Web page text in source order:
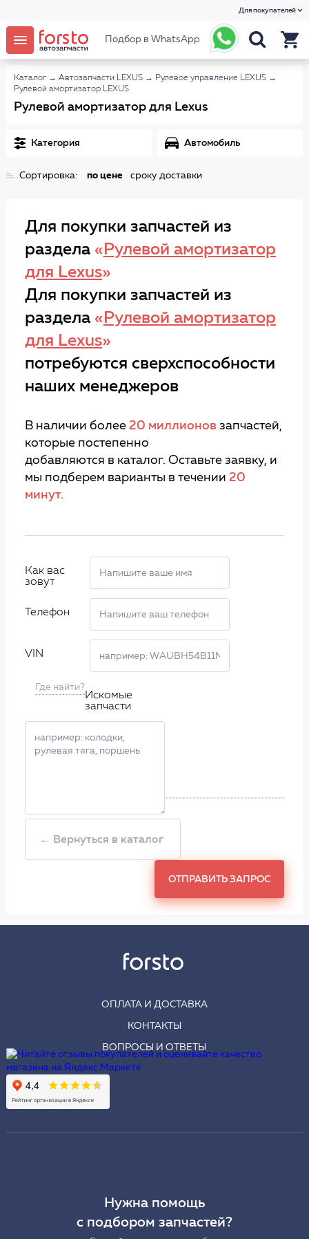
Для покупателей
Подбор в WhatsApp
Каталог → Автозапчасти LEXUS → Рулевое управление LEXUS →
Рулевой амортизатор LEXUS
Рулевой амортизатор для Lexus
Категория Автомобиль
Сортировка: по цене сроку доставки
Для покупки запчастей из
раздела « Рулевой амортизатор
для Lexus»
Для покупки запчастей из
раздела « Рулевой амортизатор
для Lexus»
потребуются сверхспособности
наших менеджеров
В наличии более 20 миллионов запчастей,
которые постепенно
добавляются в каталог. Оставьте заявку, и
мы подберем варианты в течении 20
минут.
Как вас
зовут
Телефон
VIN
Где найти?
Искомые
запчасти
← Вернуться в каталог
ОТПРАВИТЬ ЗАПРОС
ОПЛАТА И ДОСТАВКА
КОНТАКТЫ
ВОПРОСЫ И ОТВЕТЫ
Нужна помощь
с подбором запчастей?